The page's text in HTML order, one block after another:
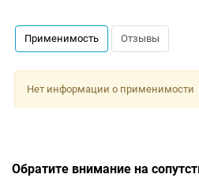
Применимость Отзывы
Нет информации о применимости
Обратите внимание на